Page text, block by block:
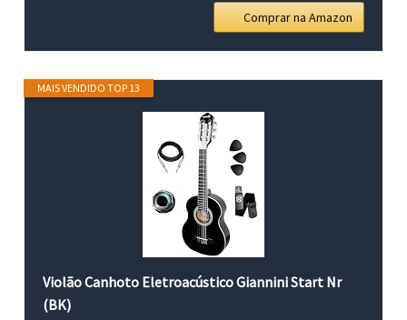
Comprar na Amazon
MAIS VENDIDO TOP 13
Violão Canhoto Eletroacústico Giannini Start Nr
(BK)